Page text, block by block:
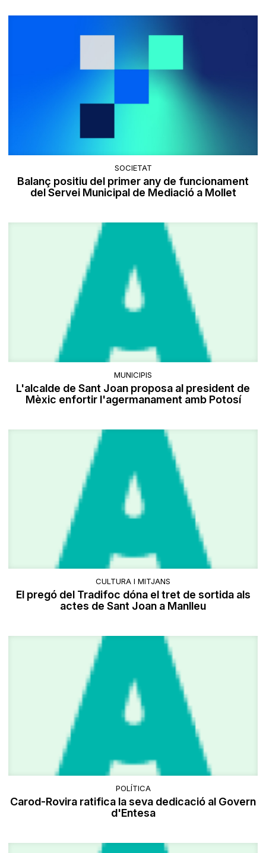
SOCIETAT
Balanç positiu del primer any de funcionament
del Servei Municipal de Mediació a Mollet
MUNICIPIS
L'alcalde de Sant Joan proposa al president de
Mèxic enfortir l'agermanament amb Potosí
CULTURA I MITJANS
El pregó del Tradifoc dóna el tret de sortida als
actes de Sant Joan a Manlleu
POLÍTICA
Carod-Rovira ratifica la seva dedicació al Govern
d'Entesa